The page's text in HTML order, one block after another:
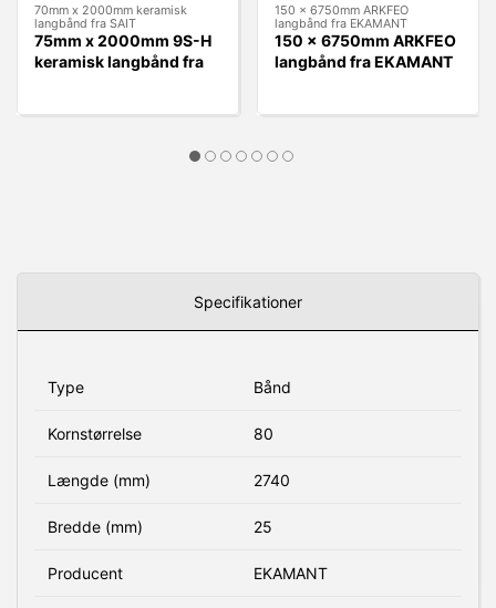
70mm x 2000mm keramisk
langbånd fra SAIT
75mm x 2000mm 9S-H
keramisk langbånd fra
150 x 6750mm ARKFEO
langbånd fra EKAMANT
150 x 6750mm ARKFEO
langbånd fra EKAMANT
Specifikationer
Type Bånd
Kornstørrelse 80
Længde (mm) 2740
Bredde (mm) 25
Producent EKAMANT